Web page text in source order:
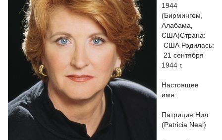
1944
(Бирмингем,
Алабама,
США)Страна:
США Родилась:
21 сентября
1944 г.
Настоящее
имя:
Патриция Нил
(Patricia Neal)